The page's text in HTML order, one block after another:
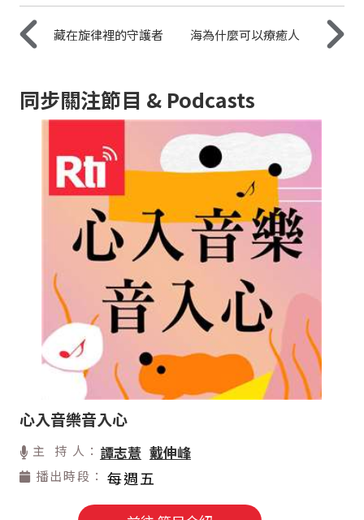
藏在旋律裡的守護者 海為什麼可以療癒人
同步關注節目 & Podcasts
心入音樂音入心
主 持 人： 譚志薏 戴伸峰
播出時段： 每週五